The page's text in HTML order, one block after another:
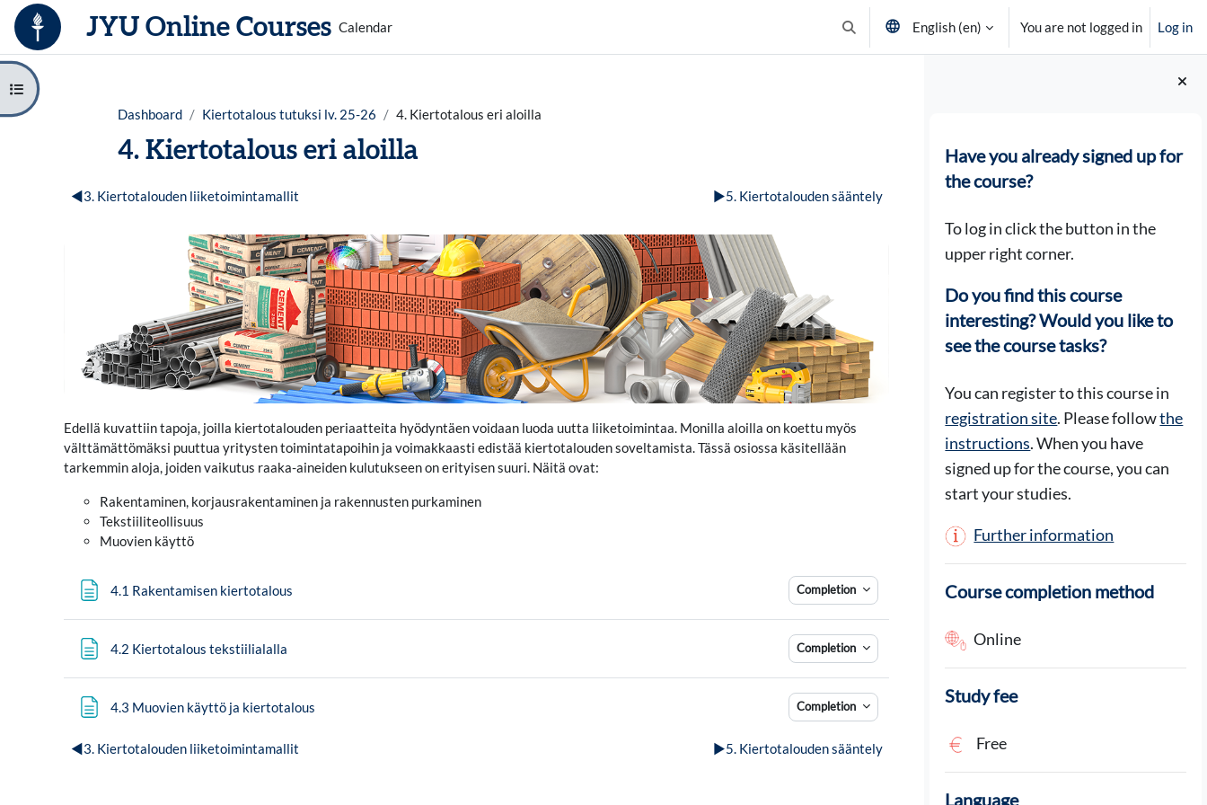
Skip to main content
JYU Online Courses Calendar
Toggle search input
English ‎(en)‎ You are not logged in Log in
Have you already signed up for
the course?
To log in click the button in the
upper right corner.
Do you find this course
interesting? Would you like to
see the course tasks?
You can register to this course in
registration site. Please followthe
instructions. When you have
signed up for the course, you can
start your studies.
Further information
Course completion method
Online
Study fee
Free
Language
Open course index
Dashboard
Kiertotalous tutuksi lv. 25-26 4. Kiertotalous eri aloilla
4. Kiertotalous eri aloilla
Section outline
◀︎3. Kiertotalouden liiketoimintamallit ▶︎5. Kiertotalouden sääntely
Edellä kuvattiin tapoja, joilla kiertotalouden periaatteita hyödyntäen voidaan luoda uutta liiketoimintaa. Monilla aloilla on koettu myös
välttämättömäksi puuttua yritysten toimintatapoihin ja voimakkaasti edistää kiertotalouden soveltamista. Tässä osiossa käsitellään
tarkemmin aloja, joiden vaikutus raaka-aineiden kulutukseen on erityisen suuri. Näitä ovat:
Rakentaminen, korjausrakentaminen ja rakennusten purkaminen
Tekstiiliteollisuus
Muovien käyttö
4.1 Rakentamisen kiertotalous Completion
4.2 Kiertotalous tekstiilialalla Completion
4.3 Muovien käyttö ja kiertotalous Completion
◀︎3. Kiertotalouden liiketoimintamallit ▶︎5. Kiertotalouden sääntely